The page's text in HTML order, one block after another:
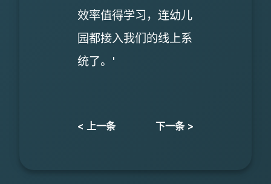
效率值得学习，连幼儿
园都接入我们的线上系
统了。'
< 上一条 下一条 >